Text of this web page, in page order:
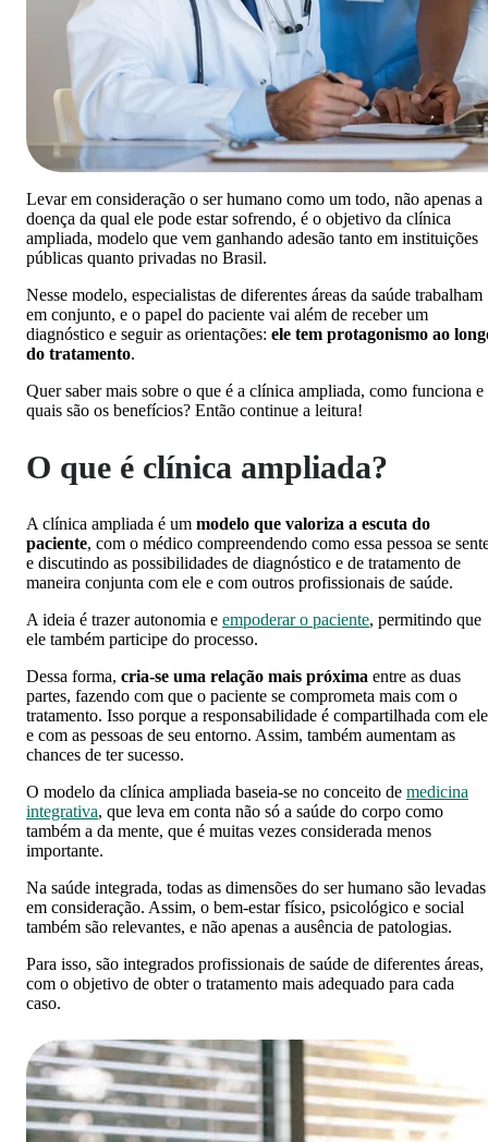
Levar em consideração o ser humano como um todo, não apenas a
doença da qual ele pode estar sofrendo, é o objetivo da clínica
ampliada, modelo que vem ganhando adesão tanto em instituições
públicas quanto privadas no Brasil.
Nesse modelo, especialistas de diferentes áreas da saúde trabalham
em conjunto, e o papel do paciente vai além de receber um
diagnóstico e seguir as orientações: ele tem protagonismo ao
do tratamento.
Quer saber mais sobre o que é a clínica ampliada, como funciona e
quais são os benefícios? Então continue a leitura!
O que é clínica ampliada?
A clínica ampliada é um modelo que valoriza a escuta do
paciente, com o médico compreendendo como essa pessoa se
e discutindo as possibilidades de diagnóstico e de tratamento de
maneira conjunta com ele e com outros profissionais de saúde.
A ideia é trazer autonomia e empoderar o paciente, permitindo que
ele também participe do processo.
Dessa forma, cria-se uma relação mais próxima entre as duas
partes, fazendo com que o paciente se comprometa mais com o
tratamento. Isso porque a responsabilidade é compartilhada com ele
e com as pessoas de seu entorno. Assim, também aumentam as
chances de ter sucesso.
O modelo da clínica ampliada baseia-se no conceito de medicina
integrativa, que leva em conta não só a saúde do corpo como
também a da mente, que é muitas vezes considerada menos
importante.
Na saúde integrada, todas as dimensões do ser humano são levadas
em consideração. Assim, o bem-estar físico, psicológico e social
também são relevantes, e não apenas a ausência de patologias.
Para isso, são integrados profissionais de saúde de diferentes áreas,
com o objetivo de obter o tratamento mais adequado para cada
caso.